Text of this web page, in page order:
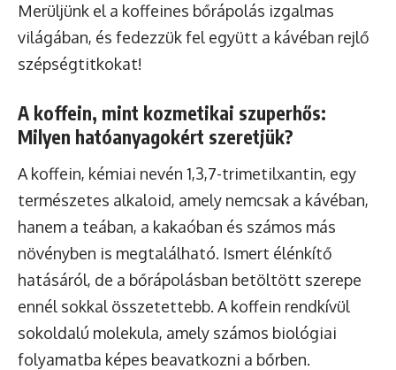
Merüljünk el a koffeines bőrápolás izgalmas
világában, és fedezzük fel együtt a kávéban rejlő
szépségtitkokat!
A koffein, mint kozmetikai szuperhős:
Milyen hatóanyagokért szeretjük?
A koffein, kémiai nevén 1,3,7-trimetilxantin, egy
természetes alkaloid, amely nemcsak a kávéban,
hanem a teában, a kakaóban és számos más
növényben is megtalálható. Ismert élénkítő
hatásáról, de a bőrápolásban betöltött szerepe
ennél sokkal összetettebb. A koffein rendkívül
sokoldalú molekula, amely számos biológiai
folyamatba képes beavatkozni a bőrben.